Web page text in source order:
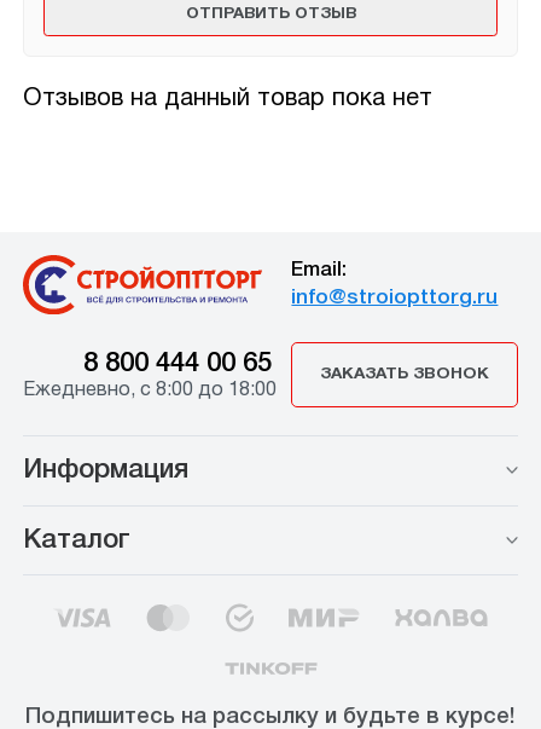
Отзывов на данный товар пока нет
Email:
info@stroiopttorg.ru
8 800 444 00 65
Ежедневно, с 8:00 до 18:00
ЗАКАЗАТЬ ЗВОНОК
Информация
Каталог
Подпишитесь на рассылку и будьте в курсе!